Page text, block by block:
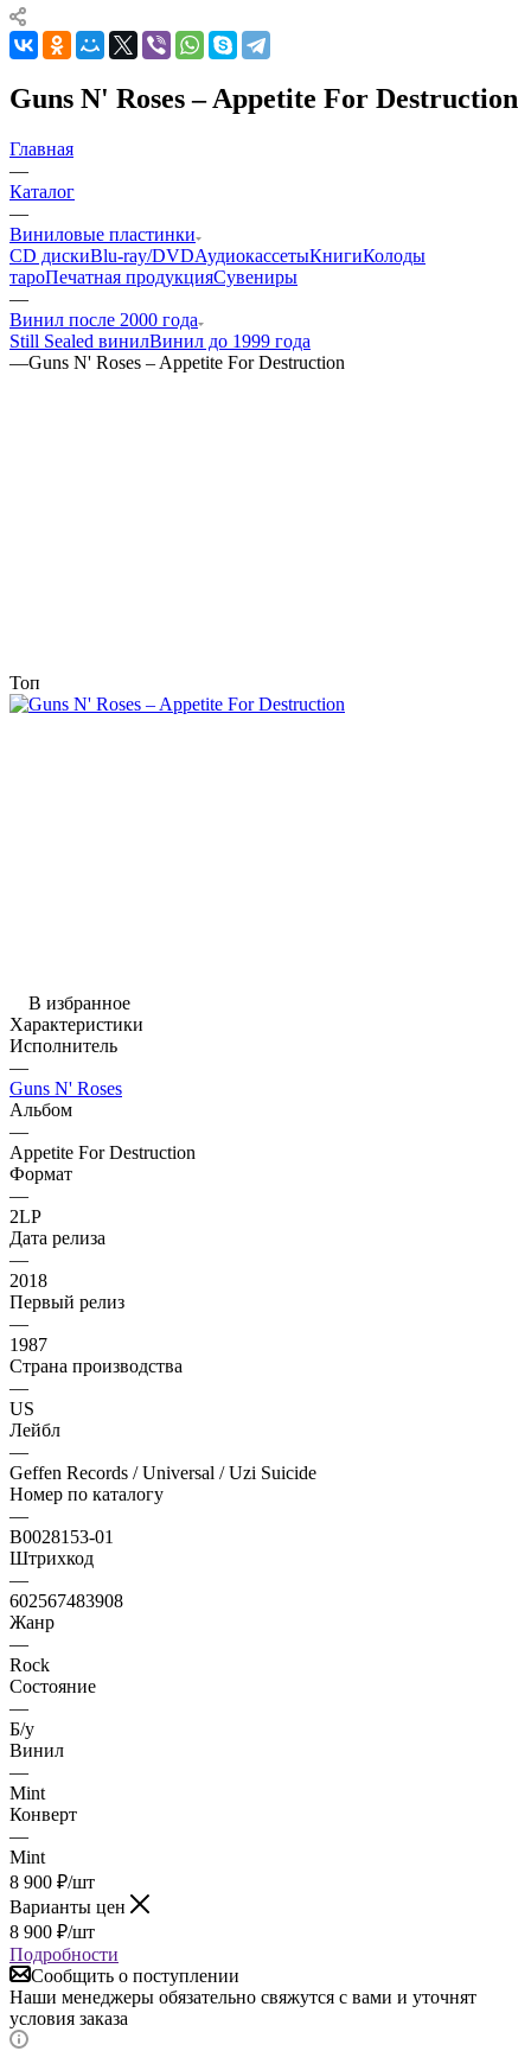
Guns N' Roses – Appetite For Destruction
Главная
—
Каталог
—
Виниловые пластинки
CD дискиBlu-ray/DVDАудиокассетыКнигиКолоды
тароПечатная продукцияСувениры
—
Винил после 2000 года
Still Sealed винилВинил до 1999 года
—Guns N' Roses – Appetite For Destruction
Топ
В избранное
Характеристики
Исполнитель
—
Guns N' Roses
Альбом
—
Appetite For Destruction
Формат
—
2LP
Дата релиза
—
2018
Первый релиз
—
1987
Страна производства
—
US
Лейбл
—
Geffen Records / Universal / Uzi Suicide
Номер по каталогу
—
B0028153-01
Штрихкод
—
602567483908
Жанр
—
Rock
Состояние
—
Б/у
Винил
—
Mint
Конверт
—
Mint
8 900 ₽/шт
Варианты цен
8 900 ₽/шт
Подробности
Сообщить о поступлении
Наши менеджеры обязательно свяжутся с вами и уточнят
условия заказа